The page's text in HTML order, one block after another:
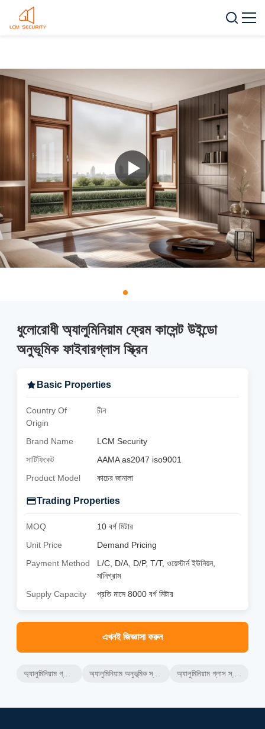
ধুলোরোধী অ্যালুমিনিয়াম ফ্রেম কাসেন্ট উইন্ডো
অনুভূমিক ফাইবারগ্লাস স্ক্রিন
Basic Properties
Country Of
Origin
চীন
Brand Name
LCM Security
সার্টিফিকেট
AAMA as2047 iso9001
Product Model
কাচের জানালা
Trading Properties
MOQ
10 বর্গ মিটার
Unit Price
Demand Pricing
Payment Method
L/C, D/A, D/P, T/T, ওয়েস্টার্ন ইউনিয়ন,
মানিগ্রাম
Supply Capacity
প্রতি মাসে 8000 বর্গ মিটার
এখনই জিজ্ঞাসা করুন
অ্যালুমিনিয়াম গ্লাস উইন্ডোজ অ্যালুমিনিয়াম অনুভূমিক স্লাইডিং উইন্ডোজ অ্যালুমিনিয়াম গ্লাস স্লাইডিং উইন্ডো